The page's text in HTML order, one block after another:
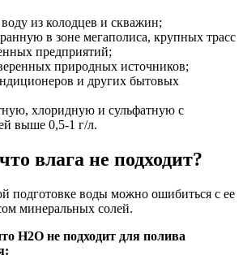
из колодцев и скважин;
в зоне мегаполиса, крупных трасс
предприятий;
природных источников;
и других бытовых
хлоридную и сульфатную с
выше 0,5-1 г/л.
влага не подходит?
подготовке воды можно ошибиться с ее
минеральных солей.
H2O не подходит для полива